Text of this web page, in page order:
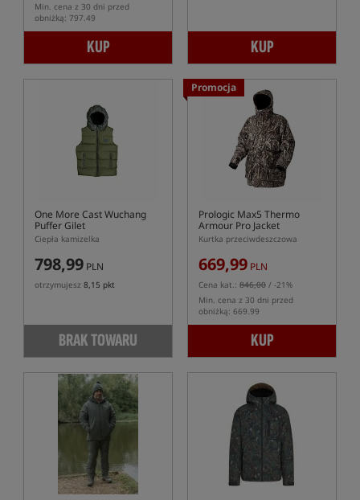
Min. cena z 30 dni przed
obniżką: 797.49
KUP KUP
One More Cast Wuchang
Puffer Gilet
Ciepła kamizelka
798,99 PLN
otrzymujesz 8,15 pkt
BRAK TOWARU
Promocja
Prologic Max5 Thermo
Armour Pro Jacket
Kurtka przeciwdeszczowa
669,99 PLN
Cena kat.: 846,00 / -21%
Min. cena z 30 dni przed
obniżką: 669.99
KUP